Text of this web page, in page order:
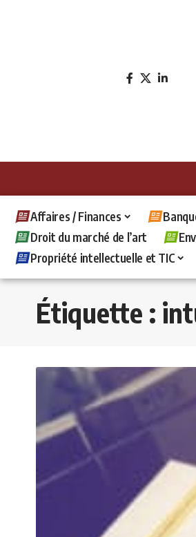
Affaires / Finances
Droit du marché de l’art
Propriété intellectuelle et TIC
Étiquette :